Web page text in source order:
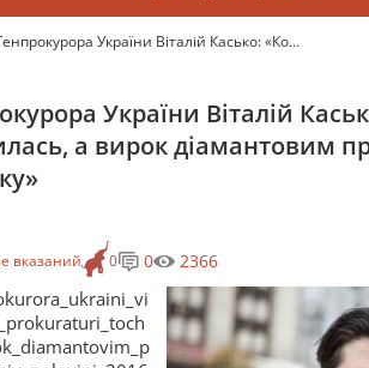
України Віталій Касько: «Ко...
України Віталій
а вирок діамантовим
вказаний 0 0 2366